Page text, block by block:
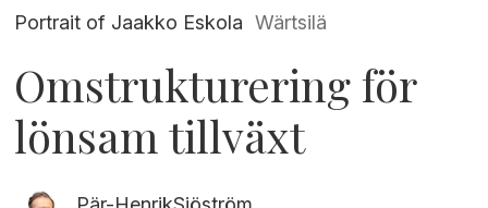
Portrait of Jaakko Eskola Wärtsilä
Omstrukturering för
lönsam tillväxt